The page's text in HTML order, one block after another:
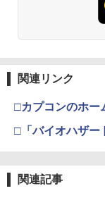
関連リンク
□カプコンのホー
□「バイオハザ
関連記事